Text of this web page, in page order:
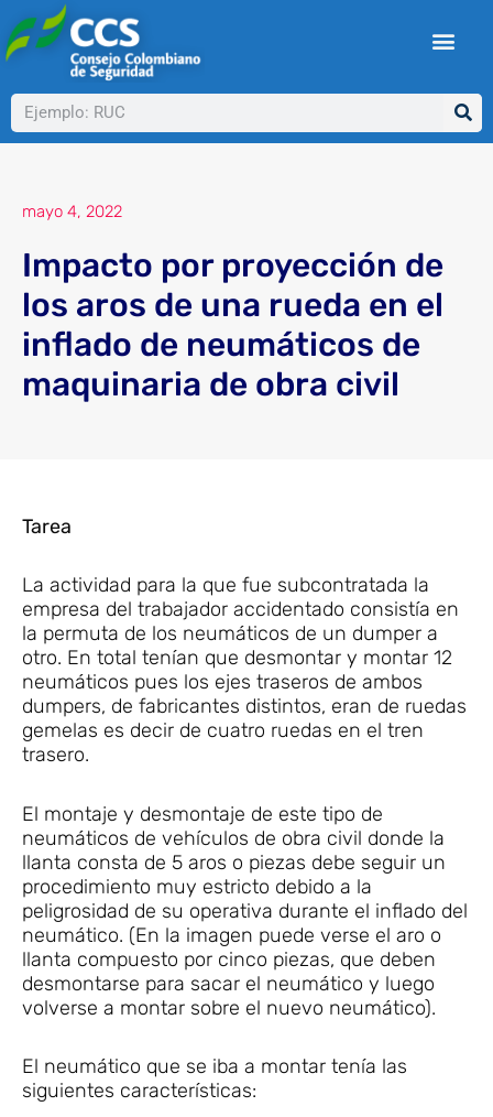
al
contenido
Buscar
mayo 4, 2022
Impacto por proyección de
los aros de una rueda en el
inflado de neumáticos de
maquinaria de obra civil
Tarea
La actividad para la que fue subcontratada la
empresa del trabajador accidentado consistía en
la permuta de los neumáticos de un dumper a
otro. En total tenían que desmontar y montar 12
neumáticos pues los ejes traseros de ambos
dumpers, de fabricantes distintos, eran de ruedas
gemelas es decir de cuatro ruedas en el tren
trasero.
El montaje y desmontaje de este tipo de
neumáticos de vehículos de obra civil donde la
llanta consta de 5 aros o piezas debe seguir un
procedimiento muy estricto debido a la
peligrosidad de su operativa durante el inflado del
neumático. (En la imagen puede verse el aro o
llanta compuesto por cinco piezas, que deben
desmontarse para sacar el neumático y luego
volverse a montar sobre el nuevo neumático).
El neumático que se iba a montar tenía las
siguientes características: